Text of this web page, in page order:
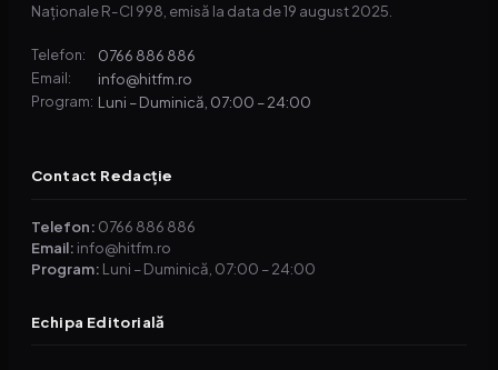
Naționale R-CI 998, emisă la data de 19 august 2025.
Telefon: 0766 886 886
Email: info@hitfm.ro
Program: Luni – Duminică, 07:00 – 24:00
Contact Redacție
Telefon: 0766 886 886
Email: info@hitfm.ro
Program: Luni – Duminică, 07:00 – 24:00
Echipa Editorială